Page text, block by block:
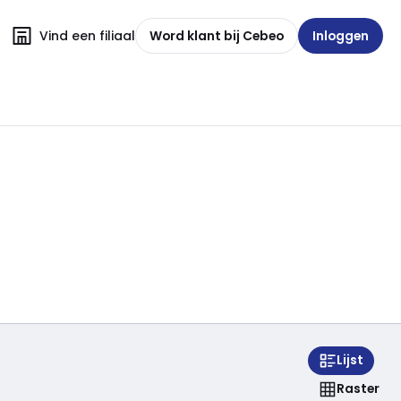
Vind een filiaal Word klant bij Cebeo Inloggen
Lijst
Raster